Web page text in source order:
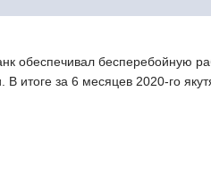
обеспечивал бесперебойную
итоге за 6 месяцев 2020-го